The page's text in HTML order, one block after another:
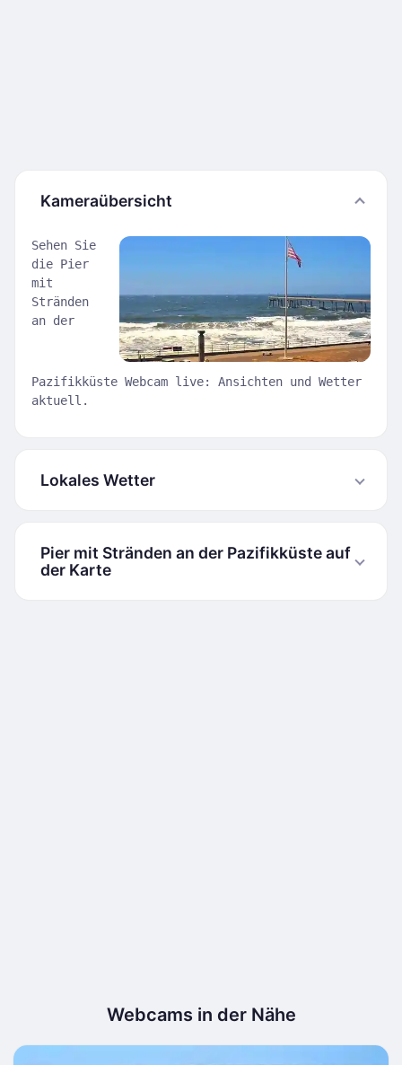
Kameraübersicht
Sehen Sie
die Pier
mit
Stränden
an der
Pazifikküste Webcam live: Ansichten und Wetter
aktuell.
Lokales Wetter
Pier mit Stränden an der Pazifikküste auf
der Karte
Webcams in der Nähe